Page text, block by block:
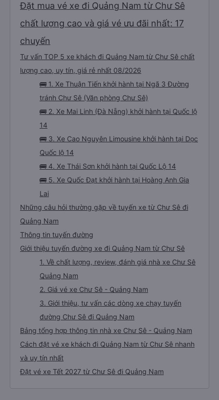
Đặt mua vé xe đi Quảng Nam từ Chư Sê
chất lượng cao và giá vé ưu đãi nhất: 17
chuyến
Tư vấn TOP 5 xe khách đi Quảng Nam từ Chư Sê chất
lượng cao, uy tín, giá rẻ nhất 08/2026
🚌 1. Xe Thuận Tiến khởi hành tại Ngã 3 Đường
tránh Chư Sê (Văn phòng Chư Sê)
🚌 2. Xe Mai Linh (Đà Nẵng) khởi hành tại Quốc lộ
14
🚌 3. Xe Cao Nguyên Limousine khởi hành tại Dọc
Quốc lộ 14
🚌 4. Xe Thái Sơn khởi hành tại Quốc Lộ 14
🚌 5. Xe Quốc Đạt khởi hành tại Hoàng Anh Gia
Lai
Những câu hỏi thường gặp về tuyến xe từ Chư Sê đi
Quảng Nam
Thông tin tuyến đường
Giới thiệu tuyến đường xe đi Quảng Nam từ Chư Sê
1. Về chất lượng, review, đánh giá nhà xe Chư Sê
Quảng Nam
2. Giá vé xe Chư Sê - Quảng Nam
3. Giới thiệu, tư vấn các dòng xe chạy tuyến
đường Chư Sê đi Quảng Nam
Bảng tổng hợp thông tin nhà xe Chư Sê - Quảng Nam
Cách đặt vé xe khách đi Quảng Nam từ Chư Sê nhanh
và uy tín nhất
Đặt vé xe Tết 2027 từ Chư Sê đi Quảng Nam